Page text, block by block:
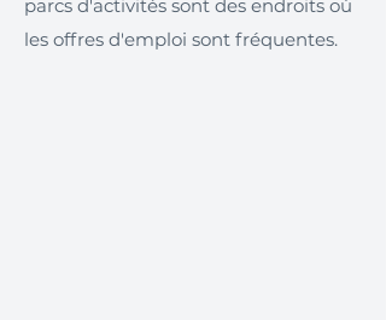
parcs d'activités sont des endroits où
les offres d'emploi sont fréquentes.